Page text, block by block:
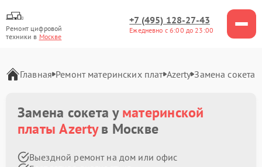
Ремонт цифровой
техники в Москве
+7 (495) 128-27-43
Ежедневно с 6:00 до 23:00
Главная Ремонт материнских плат Azerty Замена сокета
Замена сокета уматеринской
платы Azertyв Москве
Выездной ремонт на дом или офис